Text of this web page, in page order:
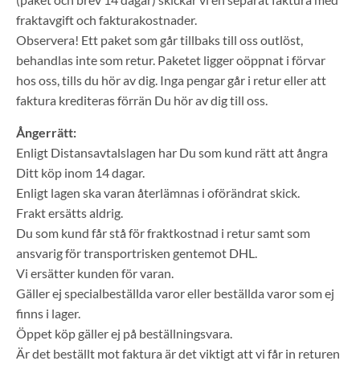
fraktavgift och fakturakostnader.
Observera! Ett paket som går tillbaks till oss outlöst,
behandlas inte som retur. Paketet ligger oöppnat i förvar
hos oss, tills du hör av dig. Inga pengar går i retur eller att
faktura krediteras förrän Du hör av dig till oss.
Ångerrätt:
Enligt Distansavtalslagen har Du som kund rätt att ångra
Ditt köp inom 14 dagar.
Enligt lagen ska varan återlämnas i oförändrat skick.
Frakt ersätts aldrig.
Du som kund får stå för fraktkostnad i retur samt som
ansvarig för transportrisken gentemot DHL.
Vi ersätter kunden för varan.
Gäller ej specialbeställda varor eller beställda varor som ej
finns i lager.
Öppet köp gäller ej på beställningsvara.
Är det beställt mot faktura är det viktigt att vi får in returen